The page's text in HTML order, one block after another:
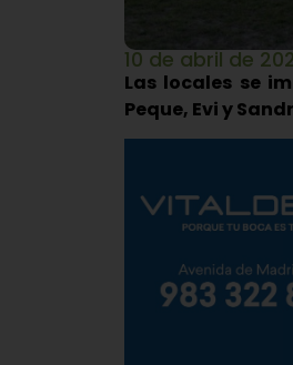
10 de abril de
Las locales se
Peque, Evi y